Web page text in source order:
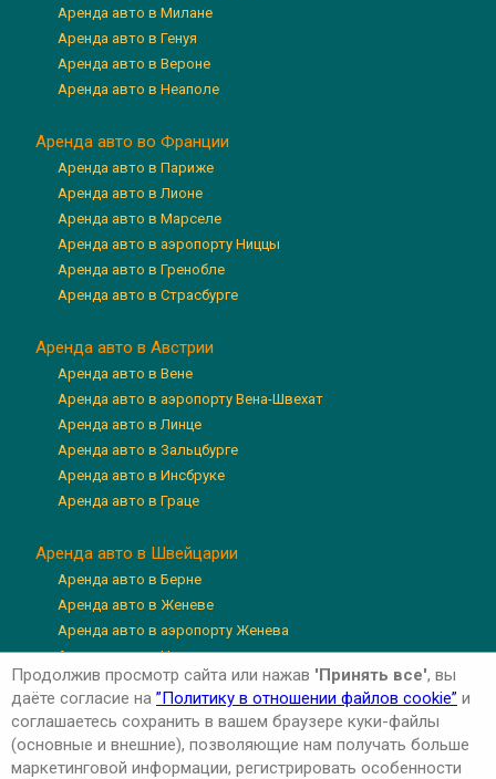
Аренда авто в Милане
Аренда авто в Генуя
Аренда авто в Вероне
Аренда авто в Неаполе
Аренда авто во Франции
Аренда авто в Париже
Аренда авто в Лионе
Аренда авто в Марселе
Аренда авто в аэропорту Ниццы
Аренда авто в Гренобле
Аренда авто в Страсбурге
Аренда авто в Австрии
Аренда авто в Вене
Аренда авто в аэропорту Вена-Швехат
Аренда авто в Линце
Аренда авто в Зальцбурге
Аренда авто в Инсбруке
Аренда авто в Граце
Аренда авто в Швейцарии
Аренда авто в Берне
Аренда авто в Женеве
Аренда авто в аэропорту Женева
Аренда авто в Цюрихе
Аренда авто в аэропорту Цюрих
Аренда авто в Люцерне
Продолжив просмотр сайта или нажав 'Принять все', вы
даёте согласие на ”Политику в отношении файлов cookie” и
соглашаетесь сохранить в вашем браузере куки-файлы
(основные и внешние), позволяющие нам получать больше
маркетинговой информации, регистрировать особенности